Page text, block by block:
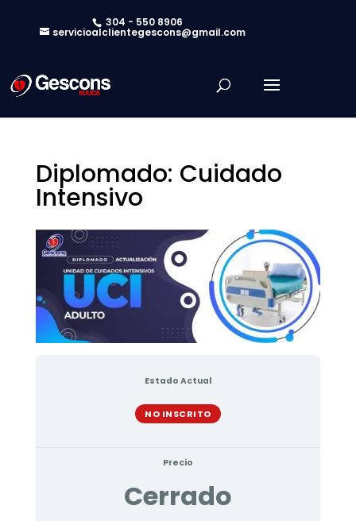
304 - 550 8906
servicioalclientegescons@gmail.com
Diplomado: Cuidado
Intensivo
Estado Actual
NO INSCRITO
Precio
Cerrado